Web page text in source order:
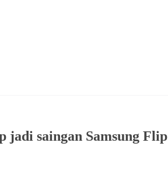
jadi saingan Samsung Flip